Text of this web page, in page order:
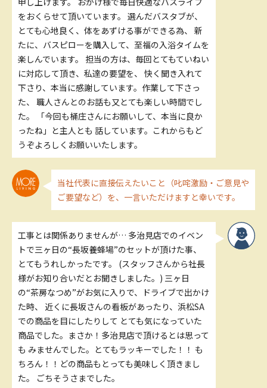
をおくらせて頂いています。 選んだバスタブが、
とても心地良く、体をあずける事ができる為、 新
たに、バスピローを購入して、至福の入浴タイムを
楽しんでいます。 担当の方は、毎回とてもていねい
に対応して頂き、私達の要望を、 快く聞き入れて
下さり、本当に感謝しています。作業して下さっ
た、 職人さんとのお話も又とても楽しい時間でし
た。 「今回も桶庄さんにお願いして、本当に良か
ったね」と主人とも 話しています。これからもど
うぞよろしくお願いいたします。
当社代表に直接伝えたいこと（叱咤激励・ご意見や
ご要望など）を、一言いただけますと幸いです。
工事とは関係ありませんが… 多治見店でのイベン
トで三ヶ日の“長坂養蜂場”のセットが頂けた事、
とてもうれしかったです。 (スタッフさんから社長
様がお知り合いだとお聞きしました。) 三ヶ日
の“茶房なつめ”がお気に入りで、ドライブで出かけ
た時、 近くに長坂さんの看板があったり、浜松SA
での商品を目にしたりして とても気になっていた
商品でした。まさか！多治見店で頂けるとは思って
も みませんでした。とてもラッキーでした！！ も
ちろん！！どの商品もとっても美味しく頂きまし
た。 ごちそうさまでした。